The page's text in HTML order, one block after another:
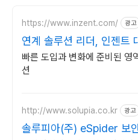
https://www.inzent.com/ 광고
연계 솔루션 리더, 인젠트
맞춤형 연계
빠른 도입과 변화에 준비된 영
션
http://www.solupia.co.kr 광고
솔루피아(주) eSpider 보